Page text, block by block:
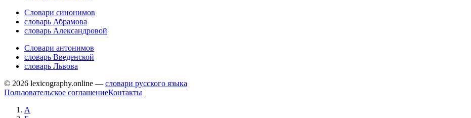
Словари синонимов
словарь Абрамова
словарь Александровой
Словари антонимов
словарь Введенской
словарь Львова
© 2026 lexicography.online — словари русского языка
Пользовательское соглашениеКонтакты
А